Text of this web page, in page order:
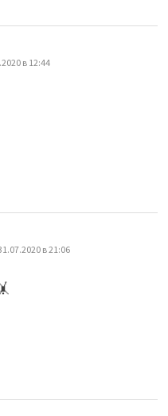
в 12:44
в 21:06